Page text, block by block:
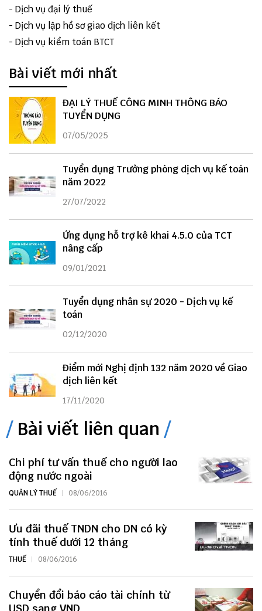
- Dịch vụ đại lý thuế
- Dịch vụ lập hồ sơ giao dịch liên kết
- Dịch vụ kiểm toán BTCT
Bài viết mới nhất
ĐẠI LÝ THUẾ CÔNG MINH THÔNG BÁO
TUYỂN DỤNG
07/05/2025
Tuyển dụng Trưởng phòng dịch vụ kế toán
năm 2022
27/07/2022
Ứng dụng hỗ trợ kê khai 4.5.0 của TCT
nâng cấp
09/01/2021
Tuyển dụng nhân sự 2020 - Dịch vụ kế
toán
02/12/2020
Điểm mới Nghị định 132 năm 2020 về Giao
dịch liên kết
17/11/2020
Bài viết liên quan
Chi phí tư vấn thuế cho người lao
động nước ngoài
QUẢN LÝ THUẾ 08/06/2016
Ưu đãi thuế TNDN cho DN có kỳ
tính thuế dưới 12 tháng
THUẾ 08/06/2016
Chuyển đổi báo cáo tài chính từ